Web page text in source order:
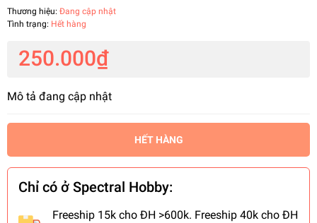
Thương hiệu: Đang cập nhật
Tình trạng: Hết hàng
250.000₫
Mô tả đang cập nhật
HẾT HÀNG
Chỉ có ở Spectral Hobby:
Freeship 15k cho ĐH >600k. Freeship 40k cho ĐH